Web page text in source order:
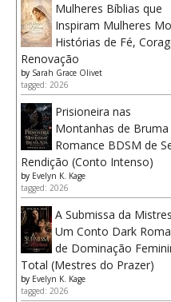
Mulheres Bíblias que
Inspiram Mulheres
Histórias de Fé,
Renovação
by Sarah Grace Olivet
tagged: 2026
Prisioneira nas
Montanhas de
Romance BDSM de
Rendição (Conto Intenso)
by Evelyn K. Kage
tagged: 2026
A Submissa da
Um Conto Dark
de Dominação
Total (Mestres do Prazer)
by Evelyn K. Kage
tagged: 2026